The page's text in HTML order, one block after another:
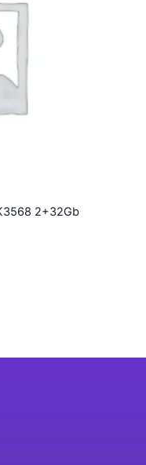
2+32Gb